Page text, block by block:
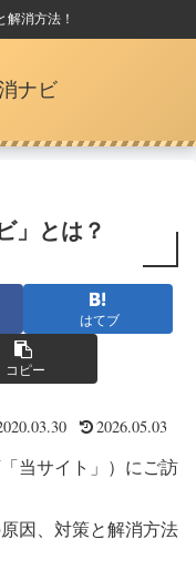
解消方法！
ナビ
」とは？
はてブ
コピー
2026.05.03
当サイト」）にご訪
因、対策と解消方法